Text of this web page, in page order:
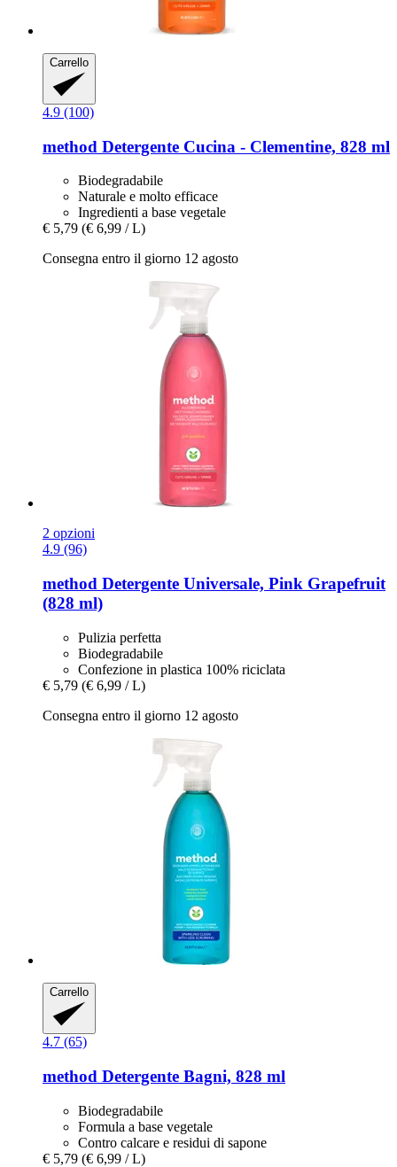
Carrello
4.9 (100)
method Detergente Cucina -​ Clementine, 828 ml
Biodegradabile
Naturale e molto efficace
Ingredienti a base vegetale
€ 5,79 (€ 6,99 / L)
Consegna entro il giorno 12 agosto
2 opzioni
4.9 (96)
method Detergente Universale, Pink Grapefruit
(828 ml)
Pulizia perfetta
Biodegradabile
Confezione in plastica 100% riciclata
€ 5,79 (€ 6,99 / L)
Consegna entro il giorno 12 agosto
Carrello
4.7 (65)
method Detergente Bagni, 828 ml
Biodegradabile
Formula a base vegetale
Contro calcare e residui di sapone
€ 5,79 (€ 6,99 / L)